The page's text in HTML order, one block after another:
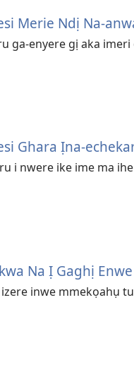
Merie Ndị Na-
ga-enyere gị aka
Ghara Ịna-
i nwere ike ime ma
Na Ị Gaghị
inwe mmekọahụ